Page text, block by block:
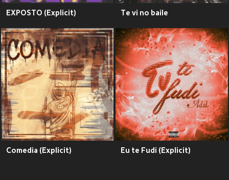
EXPOSTO (Explicit) Te vi no baile
Comedia (Explicit) Eu te Fudi (Explicit)